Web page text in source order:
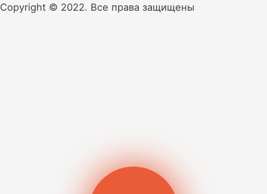
Copyright © 2022. Все права защищены